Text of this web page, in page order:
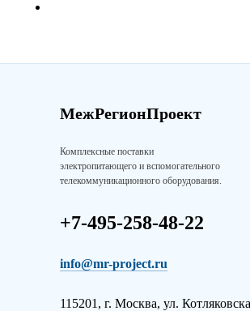
МежРегионПроект
Комплексные поставки
электропитающего и вспомогательного
телекоммуникационного оборудования.
+7-495-258-48-22
info@mr-project.ru
115201, г. Москва, ул.